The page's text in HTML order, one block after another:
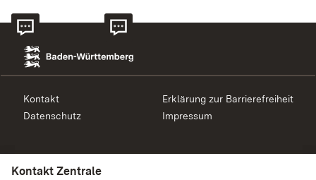
Kontakt
Datenschutz
Erklärung zur Barrierefreiheit
Impressum
Kontakt Beihilfe
Kontakt Zentrale